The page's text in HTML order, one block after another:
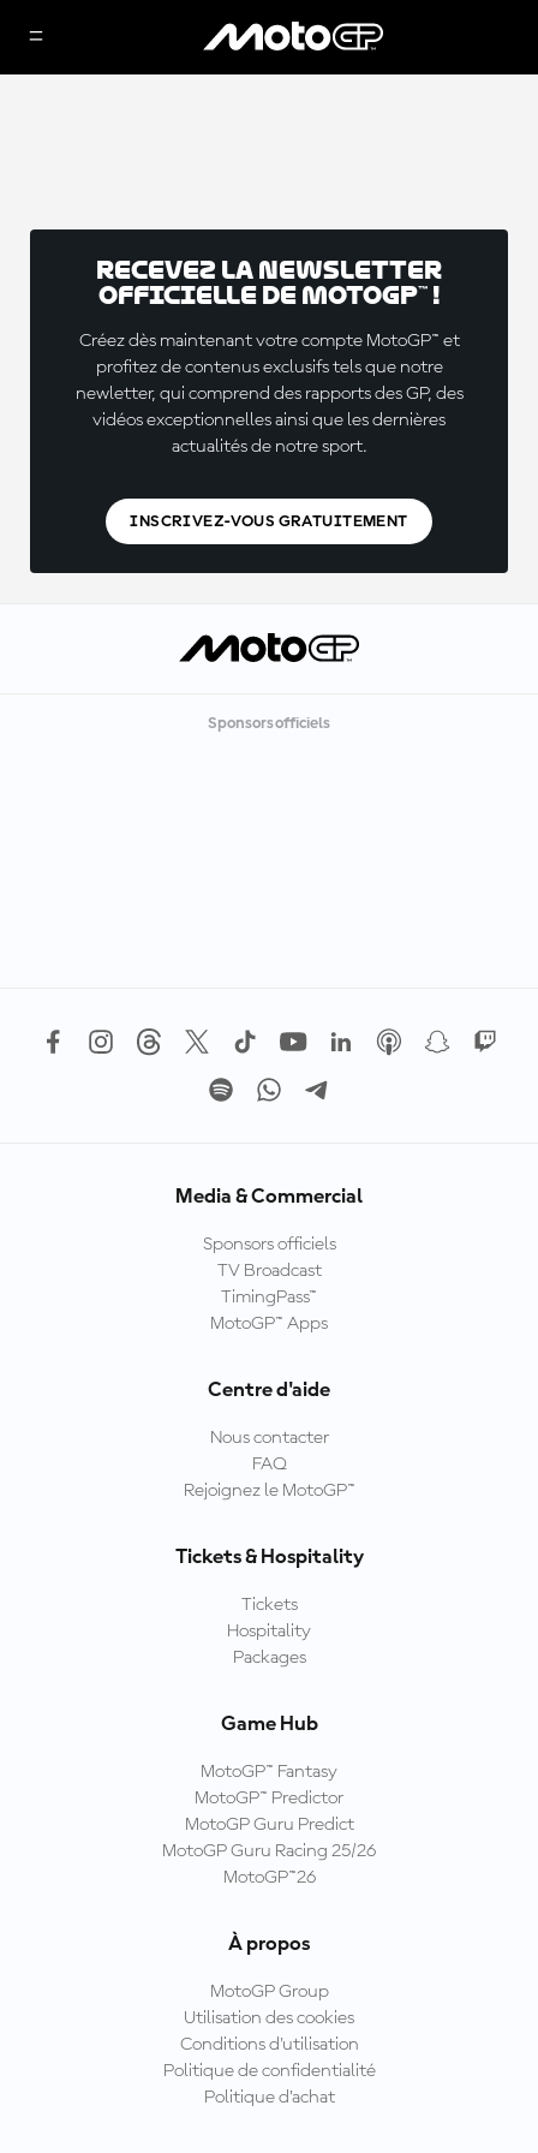
Recevez la Newsletter
officielle de MotoGP™ !
Créez dès maintenant votre compte MotoGP™ et
profitez de contenus exclusifs tels que notre
newletter, qui comprend des rapports des GP, des
vidéos exceptionnelles ainsi que les dernières
actualités de notre sport.
INSCRIVEZ-VOUS GRATUITEMENT
Sponsors officiels
Media & Commercial
Sponsors officiels
TV Broadcast
TimingPass™
MotoGP™ Apps
Centre d'aide
Nous contacter
FAQ
Rejoignez le MotoGP™
Tickets & Hospitality
Tickets
Hospitality
Packages
Game Hub
MotoGP™ Fantasy
MotoGP™ Predictor
MotoGP Guru Predict
MotoGP Guru Racing 25/26
MotoGP™26
À propos
MotoGP Group
Utilisation des cookies
Conditions d'utilisation
Politique de confidentialité
Politique d’achat